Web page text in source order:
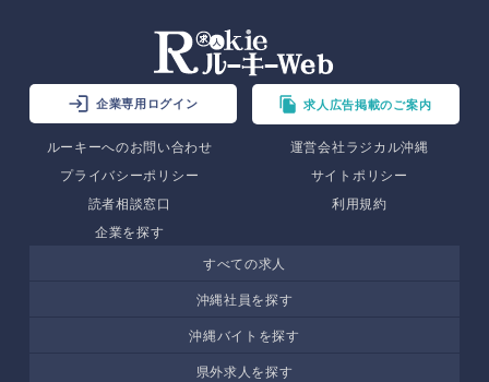
企業専用ログイン 求人広告掲載のご案内
ルーキーへのお問い合わせ
運営会社ラジカル沖縄
プライバシーポリシー
サイトポリシー
読者相談窓口
利用規約
企業を探す
すべての求人
沖縄社員を探す
沖縄バイトを探す
県外求人を探す